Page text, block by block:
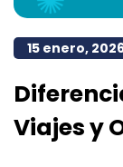
15 enero,
Viajes y